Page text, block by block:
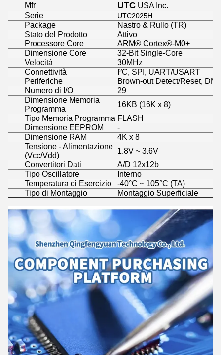
Mfr
UTC USA Inc.
Serie
UTC2025H
Package
Nastro & Rullo (TR)
Stato del Prodotto
Attivo
Processore Core
ARM® Cortex®-M0+
Dimensione Core
32-Bit Single-Core
Velocità
30MHz
Connettività
I²C, SPI, UART/USART
Periferiche
Brown-out Detect/Reset,
Numero di I/O
29
Dimensione Memoria
Programma
16KB (16K x 8)
Tipo Memoria Programma FLASH
Dimensione EEPROM
-
Dimensione RAM
4K x 8
Tensione - Alimentazione
(Vcc/Vdd)
1.8V ~ 3.6V
Convertitori Dati
A/D 12x12b
Tipo Oscillatore
Interno
Temperatura di Esercizio
-40°C ~ 105°C (TA)
Tipo di Montaggio
Montaggio Superficiale